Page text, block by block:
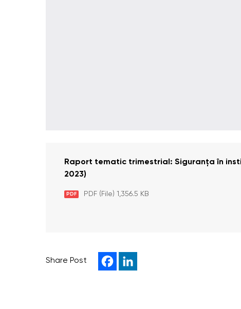
Raport tematic trimestrial: Siguranța în
2023)
PDF PDF (File) 1,356.5 KB
Share Post